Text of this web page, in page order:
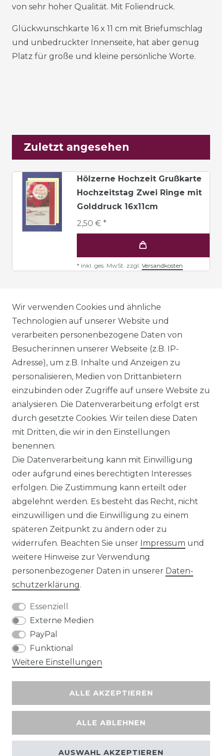
von sehr hoher Qualität. Mit Foliendruck.
Glückwunschkarte 16 x 11 cm mit Briefumschlag
und unbedruckter Innenseite, hat aber genug
Platz für große und kleine persönliche Worte.
Zuletzt angesehen
Hölzerne Hochzeit Grußkarte
Hochzeitstag Zwei Ringe mit
Golddruck 16x11cm
2,50 € *
* inkl. ges. MwSt. zzgl. Versandkosten
AGB
DATENSCHUTZERKLÄRUNG
WIDERRUFSRECHT
IMPRESSUM
KONTAKT
Unsere Zahlungsmöglichkeiten
Wir versenden mit
Wir verwenden Cookies und ähnliche
Technologien auf unserer Website und
verarbeiten personenbezogene Daten von
Besucher:innen unserer Webseite (z.B. IP-
Adresse), um z.B. Inhalte und Anzeigen zu
personalisieren, Medien von Drittanbietern
einzubinden oder Zugriffe auf unsere Website zu
analysieren. Die Datenverarbeitung erfolgt erst
durch gesetzte Cookies. Wir teilen diese Daten
mit Dritten, die wir in den Einstellungen
benennen.
Die Datenverarbeitung kann mit Einwilligung
oder aufgrund eines berechtigten Interesses
erfolgen. Die Zustimmung kann erteilt oder
abgelehnt werden. Es besteht das Recht, nicht
einzuwilligen und die Einwilligung zu einem
späteren Zeitpunkt zu ändern oder zu
widerrufen. Beachten Sie unser Impressum und
weitere Hinweise zur Verwendung
personenbezogener Daten in unserer Daten­
schutz­erklärung.
Essenziell
Externe Medien
PayPal
Funktional
Weitere Einstellungen
ALLE AKZEPTIEREN
ALLE ABLEHNEN
AUSWAHL AKZEPTIEREN